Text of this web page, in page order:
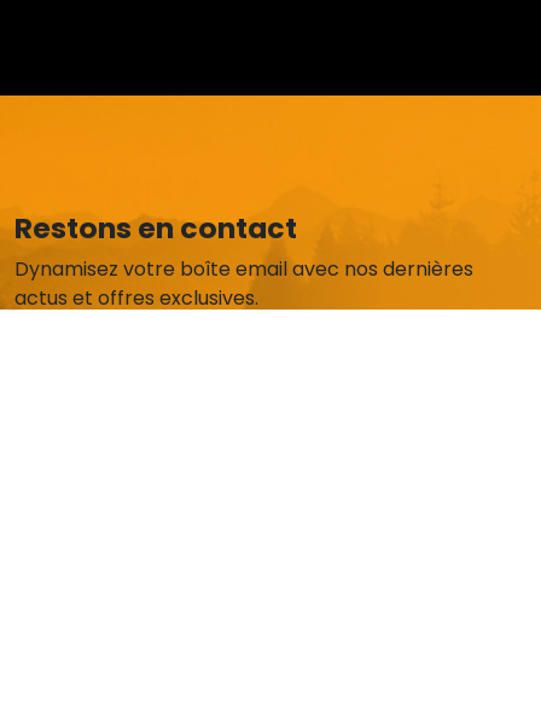
Restons en contact
Dynamisez votre boîte email avec nos dernières
actus et offres exclusives.